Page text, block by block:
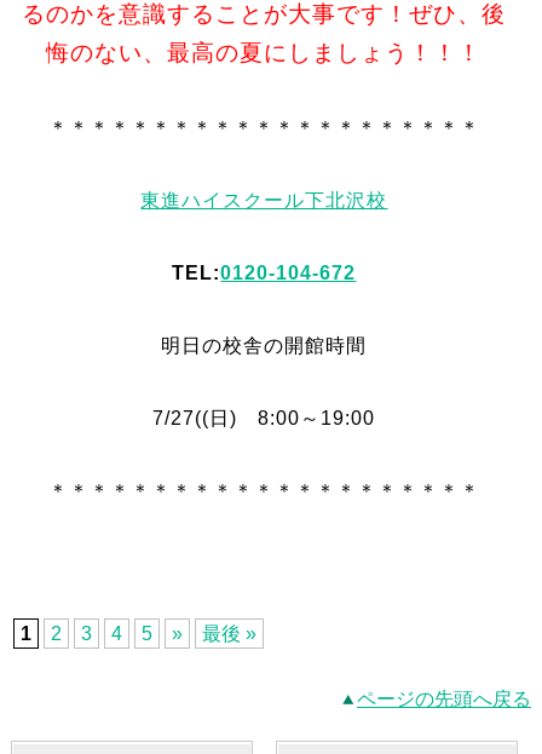
るのかを意識することが大事です！ぜひ、後
悔のない、最高の夏にしましょう！！！
＊＊＊＊＊＊＊＊＊＊＊＊＊＊＊＊＊＊＊＊＊
東進ハイスクール下北沢校
TEL:0120-104-672
明日の校舎の開館時間
7/27((日) 8:00～19:00
＊＊＊＊＊＊＊＊＊＊＊＊＊＊＊＊＊＊＊＊＊
1 2 3 4 5 » 最後 »
ページの先頭へ戻る